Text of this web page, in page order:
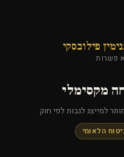
פילובסקי
פשרות
מקסימלי
למייצג לגבות לפי חוק